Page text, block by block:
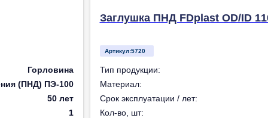
Горловина
(ПНД) ПЭ-100
50 лет
1
Заглушка ПНД FDplast OD/ID
Артикул:5720
Тип продукции:
Материал:
Срок эксплуатации / лет:
Кол-во, шт: